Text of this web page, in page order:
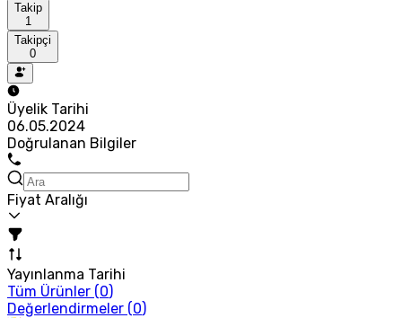
Takip
1
Takipçi
0
Üyelik Tarihi
06.05.2024
Doğrulanan Bilgiler
Fiyat Aralığı
Yayınlanma Tarihi
Tüm Ürünler (0)
Değerlendirmeler (0)